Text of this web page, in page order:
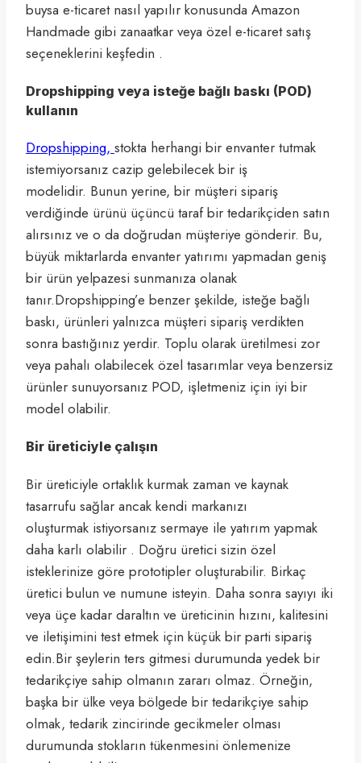
buysa e-ticaret nasıl yapılır konusunda Amazon
Handmade gibi zanaatkar veya özel e-ticaret satış
seçeneklerini keşfedin .
Dropshipping veya isteğe bağlı baskı (POD)
kullanın
Dropshipping, stokta herhangi bir envanter tutmak
istemiyorsanız cazip gelebilecek bir iş
modelidir. Bunun yerine, bir müşteri sipariş
verdiğinde ürünü üçüncü taraf bir tedarikçiden satın
alırsınız ve o da doğrudan müşteriye gönderir. Bu,
büyük miktarlarda envanter yatırımı yapmadan geniş
bir ürün yelpazesi sunmanıza olanak
tanır.Dropshipping’e benzer şekilde, isteğe bağlı
baskı, ürünleri yalnızca müşteri sipariş verdikten
sonra bastığınız yerdir. Toplu olarak üretilmesi zor
veya pahalı olabilecek özel tasarımlar veya benzersiz
ürünler sunuyorsanız POD, işletmeniz için iyi bir
model olabilir.
Bir üreticiyle çalışın
Bir üreticiyle ortaklık kurmak zaman ve kaynak
tasarrufu sağlar ancak kendi markanızı
oluşturmak istiyorsanız sermaye ile yatırım yapmak
daha karlı olabilir . Doğru üretici sizin özel
isteklerinize göre prototipler oluşturabilir. Birkaç
üretici bulun ve numune isteyin. Daha sonra sayıyı iki
veya üçe kadar daraltın ve üreticinin hızını, kalitesini
ve iletişimini test etmek için küçük bir parti sipariş
edin.Bir şeylerin ters gitmesi durumunda yedek bir
tedarikçiye sahip olmanın zararı olmaz. Örneğin,
başka bir ülke veya bölgede bir tedarikçiye sahip
olmak, tedarik zincirinde gecikmeler olması
durumunda stokların tükenmesini önlemenize